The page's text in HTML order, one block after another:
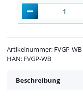
Artikelnummer: FVGP-WB
HAN: FVGP-WB
Beschreibung